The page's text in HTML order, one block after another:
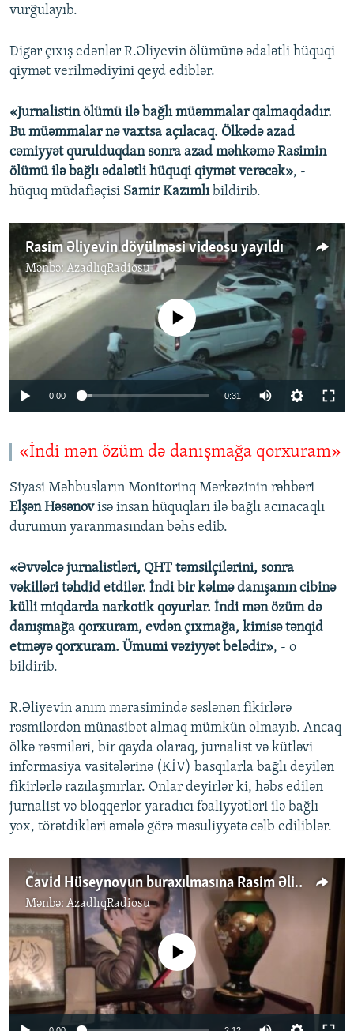
vurğulayıb.
Digər çıxış edənlər R.Əliyevin ölümünə ədalətli hüquqi
qiymət verilmədiyini qeyd ediblər.
«Jurnalistin ölümü ilə bağlı müəmmalar qalmaqdadır.
Bu müəmmalar nə vaxtsa açılacaq. Ölkədə azad
cəmiyyət qurulduqdan sonra azad məhkəmə Rasimin
ölümü ilə bağlı ədalətli hüquqi qiymət verəcək», -
hüquq müdafiəçisi Samir Kazımlı bildirib.
Rasim Əliyevin döyülməsi videosu yayıldı
Mənbə: AzadlıqRadiosu
No media source currently available
0:00 0:31
«İndi mən özüm də danışmağa qorxuram»
Siyasi Məhbusların Monitorinq Mərkəzinin rəhbəri
Elşən Həsənovisə insan hüquqları ilə bağlı acınacaqlı
durumun yaranmasından bəhs edib.
«Əvvəlcə jurnalistləri, QHT təmsilçilərini, sonra
vəkilləri təhdid etdilər. İndi bir kəlmə danışanın cibinə
külli miqdarda narkotik qoyurlar. İndi mən özüm də
danışmağa qorxuram, evdən çıxmağa, kimisə tənqid
etməyə qorxuram. Ümumi vəziyyət belədir», - o
bildirib.
R.Əliyevin anım mərasimində səslənən fikirlərə
rəsmilərdən münasibət almaq mümkün olmayıb. Ancaq
ölkə rəsmiləri, bir qayda olaraq, jurnalist və kütləvi
informasiya vasitələrinə (KİV) basqılarla bağlı deyilən
fikirlərlə razılaşmırlar. Onlar deyirlər ki, həbs edilən
jurnalist və bloqqerlər yaradıcı fəaliyyətləri ilə bağlı
yox, törətdikləri əmələ görə məsuliyyətə cəlb ediliblər.
Cavid Hüseynovun buraxılmasına Rasim Əliyevin ailəsindən etiraz
Mənbə: AzadlıqRadiosu
No media source currently available